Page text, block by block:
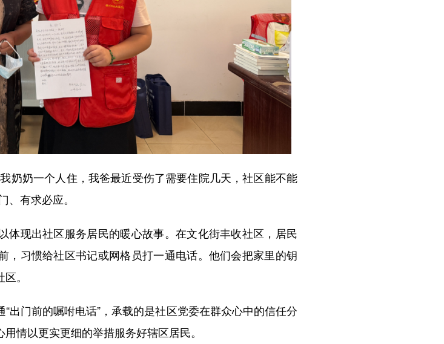
奶一个人住，我爸最近受伤了需要住院几天，社区能不能
有求必应。
现出社区服务居民的暖心故事。在文化街丰收社区，居民
习惯给社区书记或网格员打一通电话。他们会把家里的钥
。
门前的嘱咐电话”，承载的是社区党委在群众心中的信任分
情以更实更细的举措服务好辖区居民。